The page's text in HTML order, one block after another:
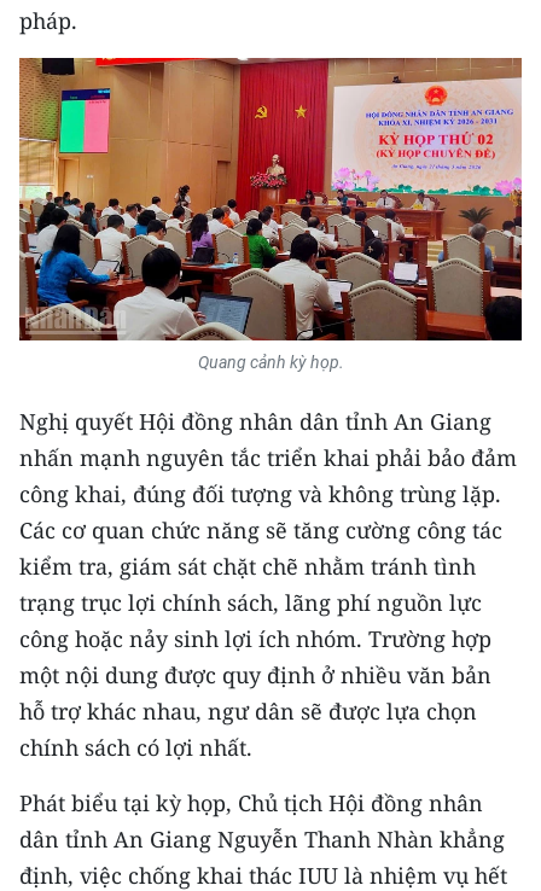
Ảnh
Infographic
TIN MỚI
TIN ĐỊA PHƯƠNG
Trung du và miền núi phía Bắc
Đồng bằng sông Hồng
Duyên hải Nam Trung Bộ và Tây
Nguyên
Đông Nam Bộ
Đồng bằng sông Cửu Long
Chuyên trang Hà Nội
Chuyên trang TP. Hồ Chí Minh
CHUYÊN ĐỀ
CÁC CHUYÊN TRANG
VỀ BÁO NHÂN DÂN
pháp.
Quang cảnh kỳ họp.
Nghị quyết Hội đồng nhân dân tỉnh An Giang
nhấn mạnh nguyên tắc triển khai phải bảo đảm
công khai, đúng đối tượng và không trùng lặp.
Các cơ quan chức năng sẽ tăng cường công tác
kiểm tra, giám sát chặt chẽ nhằm tránh tình
trạng trục lợi chính sách, lãng phí nguồn lực
công hoặc nảy sinh lợi ích nhóm. Trường hợp
một nội dung được quy định ở nhiều văn bản
hỗ trợ khác nhau, ngư dân sẽ được lựa chọn
chính sách có lợi nhất.
Phát biểu tại kỳ họp, Chủ tịch Hội đồng nhân
dân tỉnh An Giang Nguyễn Thanh Nhàn khẳng
định, việc chống khai thác IUU là nhiệm vụ hết